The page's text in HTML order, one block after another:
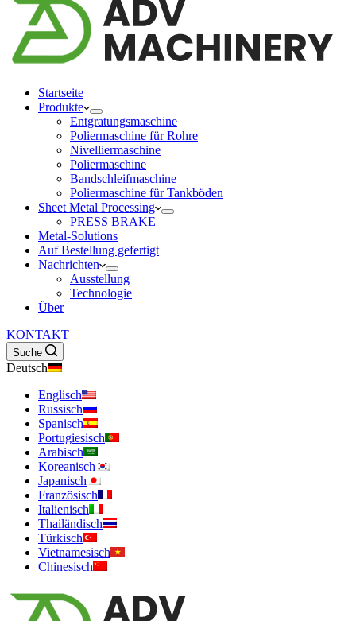
Startseite
Produkte
Entgratungsmaschine
Poliermaschine für Rohre
Nivelliermaschine
Poliermaschine
Bandschleifmaschine
Poliermaschine für Tankböden
Sheet Metal Processing
PRESS BRAKE
Metal-Solutions
Auf Bestellung gefertigt
Nachrichten
Ausstellung
Technologie
Über
KONTAKT
Suche
Deutsch
Englisch
Russisch
Spanisch
Portugiesisch
Arabisch
Koreanisch
Japanisch
Französisch
Italienisch
Thailändisch
Türkisch
Vietnamesisch
Chinesisch